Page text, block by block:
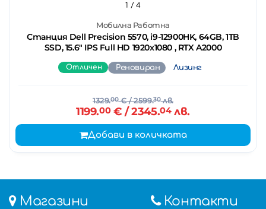
Мобилна Работна
Станция Dell Precision 5570, i9-12900HK, 64GB, 1TB
SSD, 15.6" IPS Full HD 1920x1080 , RTX A2000
1 / 4
Отличен Реновиран Лизинг
1329.00€/ 2599.30лв.
1199.00€ / 2345.04лв.
Добави в количката
Магазини Контакти